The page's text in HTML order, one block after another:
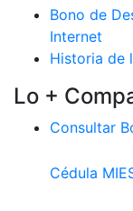
Bono de
Internet
Historia de
Lo +
Consultar
Cédula